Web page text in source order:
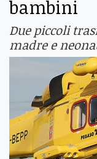
bambini
Due piccoli
madre e